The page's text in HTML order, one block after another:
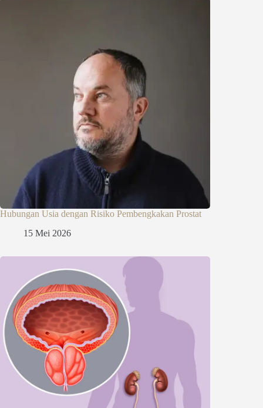
Hubungan Usia dengan Risiko Pembengkakan Prostat
15 Mei 2026